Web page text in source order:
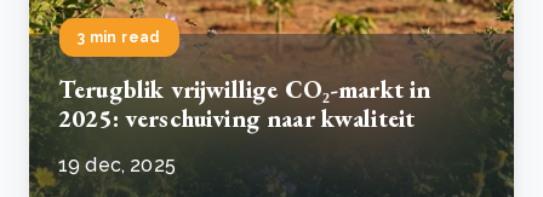
3 min read
Terugblik vrijwillige CO₂-markt in
2025: verschuiving naar kwaliteit
19 dec, 2025